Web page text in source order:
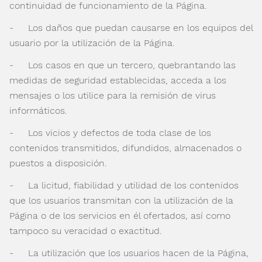
continuidad de funcionamiento de la Página.
- Los daños que puedan causarse en los equipos del
usuario por la utilización de la Página.
- Los casos en que un tercero, quebrantando las
medidas de seguridad establecidas, acceda a los
mensajes o los utilice para la remisión de virus
informáticos.
- Los vicios y defectos de toda clase de los
contenidos transmitidos, difundidos, almacenados o
puestos a disposición.
- La licitud, fiabilidad y utilidad de los contenidos
que los usuarios transmitan con la utilización de la
Página o de los servicios en él ofertados, así como
tampoco su veracidad o exactitud.
- La utilización que los usuarios hacen de la Página,